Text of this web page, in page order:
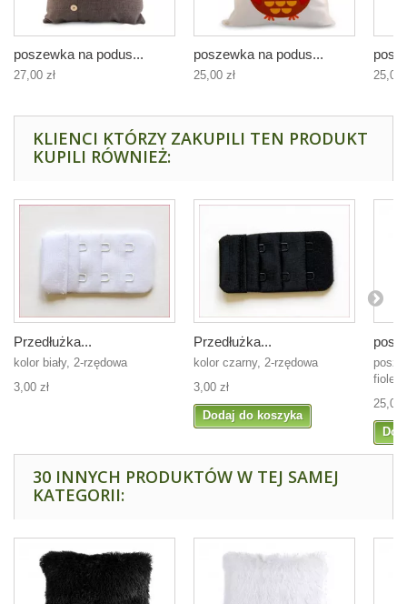
poszewka na podus...
27,00 zł
poszewka na podus...
25,00 zł 25,00
KLIENCI KTÓRZY ZAKUPILI TEN PRODUKT
KUPILI RÓWNIEŻ:
Przedłużka...
kolor biały, 2-rzędowa
3,00 zł
Przedłużka...
kolor czarny, 2-rzędowa
3,00 zł
Dodaj do koszyka
25,00
30 INNYCH PRODUKTÓW W TEJ SAMEJ
KATEGORII: